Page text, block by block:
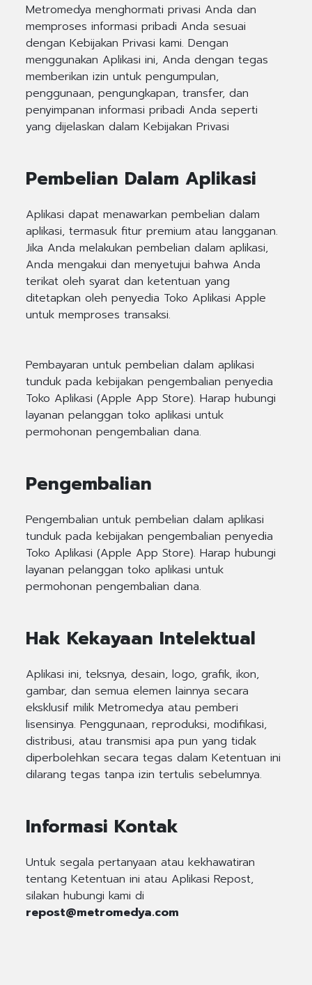
Metromedya menghormati privasi Anda dan
memproses informasi pribadi Anda sesuai
dengan Kebijakan Privasi kami. Dengan
menggunakan Aplikasi ini, Anda dengan tegas
memberikan izin untuk pengumpulan,
penggunaan, pengungkapan, transfer, dan
penyimpanan informasi pribadi Anda seperti
yang dijelaskan dalam Kebijakan Privasi
Pembelian Dalam Aplikasi
Aplikasi dapat menawarkan pembelian dalam
aplikasi, termasuk fitur premium atau langganan.
Jika Anda melakukan pembelian dalam aplikasi,
Anda mengakui dan menyetujui bahwa Anda
terikat oleh syarat dan ketentuan yang
ditetapkan oleh penyedia Toko Aplikasi Apple
untuk memproses transaksi.
Pembayaran untuk pembelian dalam aplikasi
tunduk pada kebijakan pengembalian penyedia
Toko Aplikasi (Apple App Store). Harap hubungi
layanan pelanggan toko aplikasi untuk
permohonan pengembalian dana.
Pengembalian
Pengembalian untuk pembelian dalam aplikasi
tunduk pada kebijakan pengembalian penyedia
Toko Aplikasi (Apple App Store). Harap hubungi
layanan pelanggan toko aplikasi untuk
permohonan pengembalian dana.
Hak Kekayaan Intelektual
Aplikasi ini, teksnya, desain, logo, grafik, ikon,
gambar, dan semua elemen lainnya secara
eksklusif milik Metromedya atau pemberi
lisensinya. Penggunaan, reproduksi, modifikasi,
distribusi, atau transmisi apa pun yang tidak
diperbolehkan secara tegas dalam Ketentuan ini
dilarang tegas tanpa izin tertulis sebelumnya.
Informasi Kontak
Untuk segala pertanyaan atau kekhawatiran
tentang Ketentuan ini atau Aplikasi Repost,
silakan hubungi kami di
repost@metromedya.com